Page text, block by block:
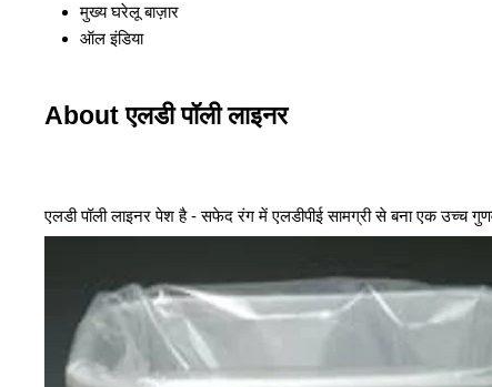
मुख्य घरेलू बाज़ार
ऑल इंडिया
About एलडी पॉली लाइनर
एलडी पॉली लाइनर पेश है - सफेद रंग में एलडीपीई सामग्री से बना एक उच्च